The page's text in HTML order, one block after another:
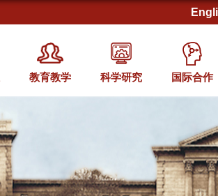
教育教学 科学研究 国际合作